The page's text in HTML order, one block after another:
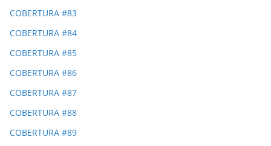
COBERTURA #83
COBERTURA #84
COBERTURA #85
COBERTURA #86
COBERTURA #87
COBERTURA #88
COBERTURA #89